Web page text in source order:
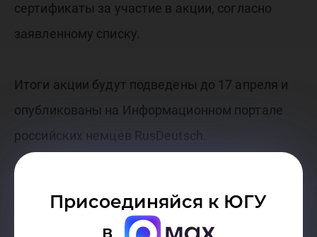
Присоединяйся к ЮГУ
в
сертификаты за участие в акции, согласно
заявленному списку.
Итоги акции будут подведены до 17 апреля и
опубликованы на Информационном портале
российских немцев RusDeutsch.